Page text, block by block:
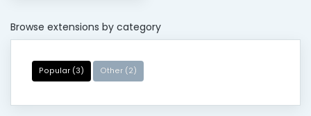
Browse extensions by category
Popular (3) Other (2)